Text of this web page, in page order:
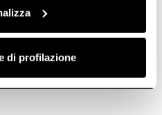
di profilazione